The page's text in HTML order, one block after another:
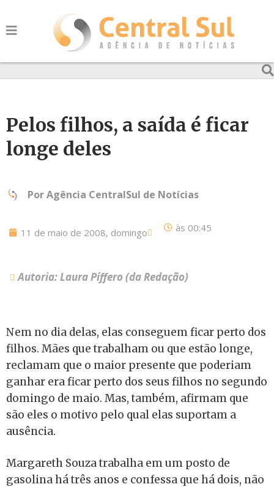
Pelos filhos, a saída é ficar
longe deles
PorAgência CentralSul de Notícias
11 de maio de 2008, domingo às 00:45
Autoria: Laura Píffero (da Redação)
Nem no dia delas, elas conseguem ficar perto dos
filhos. Mães que trabalham ou que estão longe,
reclamam que o maior presente que poderiam
ganhar era ficar perto dos seus filhos no segundo
domingo de maio. Mas, também, afirmam que
são eles o motivo pelo qual elas suportam a
ausência.
Margareth Souza trabalha em um posto de
gasolina há três anos e confessa que há dois, não